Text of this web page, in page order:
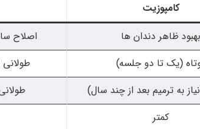
کامپوزیت
بهبود ظاهر دندان ها
اصلاح
(یک تا دو جلسه)
به ترمیم بعد از چند سال)
کمتر